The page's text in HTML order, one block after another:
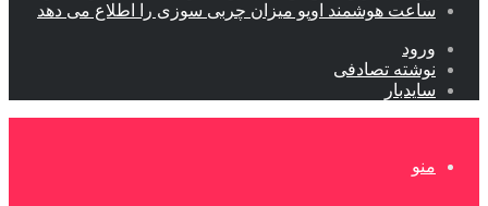
ساعت هوشمند اوپو میزان چربی سوزی را اطلاع می دهد
ورود
نوشته تصادفی
سایدبار
منو